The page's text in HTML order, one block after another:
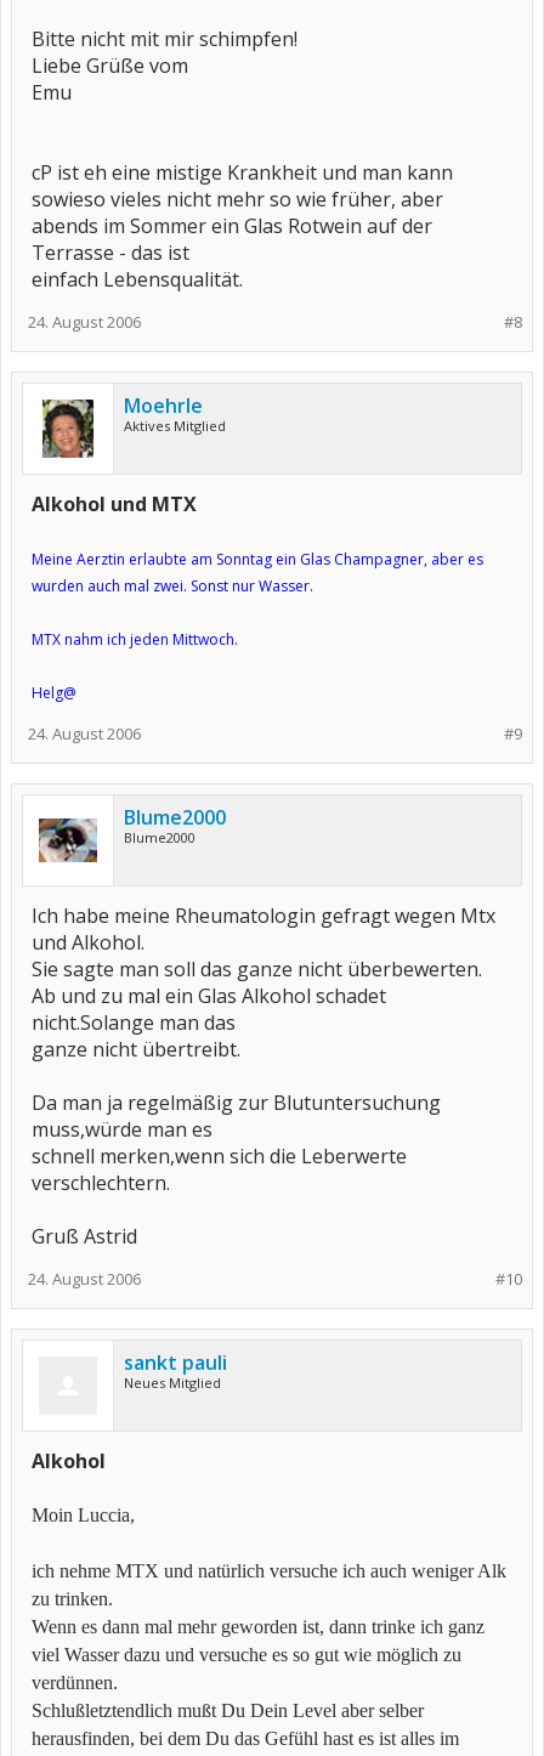
Bitte nicht mit mir schimpfen!
Liebe Grüße vom
Emu
cP ist eh eine mistige Krankheit und man kann
sowieso vieles nicht mehr so wie früher, aber
abends im Sommer ein Glas Rotwein auf der
Terrasse - das ist
einfach Lebensqualität.
#8
24. August 2006
Moehrle
Aktives Mitglied
Alkohol und MTX
Meine Aerztin erlaubte am Sonntag ein Glas Champagner, aber es
wurden auch mal zwei. Sonst nur Wasser.
MTX nahm ich jeden Mittwoch.
Helg@
#9
24. August 2006
Blume2000
Blume2000
Ich habe meine Rheumatologin gefragt wegen Mtx
und Alkohol.
Sie sagte man soll das ganze nicht überbewerten.
Ab und zu mal ein Glas Alkohol schadet
nicht.Solange man das
ganze nicht übertreibt.
Da man ja regelmäßig zur Blutuntersuchung
muss,würde man es
schnell merken,wenn sich die Leberwerte
verschlechtern.
Gruß Astrid
#10
24. August 2006
sankt pauli
Neues Mitglied
Alkohol
Moin Luccia,
ich nehme MTX und natürlich versuche ich auch weniger Alk
zu trinken.
Wenn es dann mal mehr geworden ist, dann trinke ich ganz
viel Wasser dazu und versuche es so gut wie möglich zu
verdünnen.
Schlußletztendlich mußt Du Dein Level aber selber
herausfinden, bei dem Du das Gefühl hast es ist alles im